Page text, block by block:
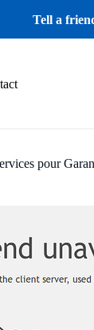
Tell a
pour